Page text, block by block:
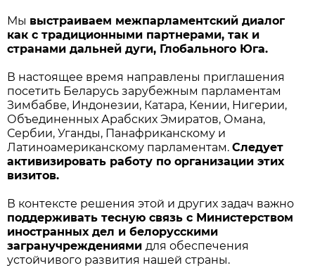
Мы выстраиваем межпарламентский диалог
как с традиционными партнерами, так и
странами дальней дуги, Глобального Юга.
В настоящее время направлены приглашения
посетить Беларусь зарубежным парламентам
Зимбабве, Индонезии, Катара, Кении, Нигерии,
Объединенных Арабских Эмиратов, Омана,
Сербии, Уганды, Панафриканскому и
Латиноамериканскому парламентам. Следует
активизировать работу по организации этих
визитов.
В контексте решения этой и других задач важно
поддерживать тесную связь с Министерством
иностранных дел и белорусскими
загранучреждениями для обеспечения
устойчивого развития нашей страны.